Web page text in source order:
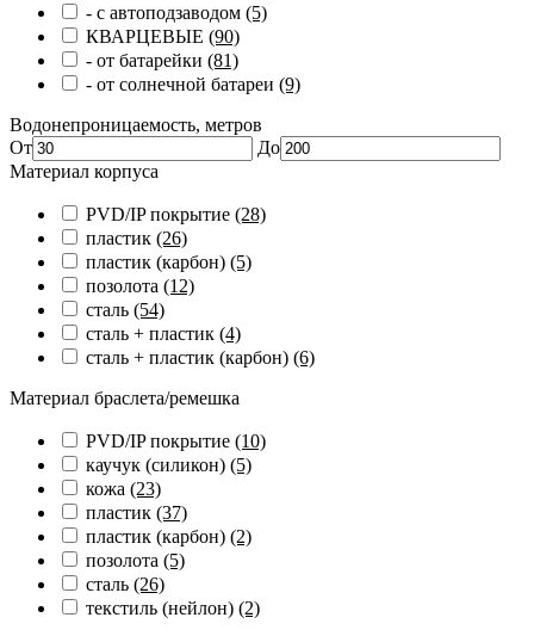
- с автоподзаводом (5)
КВАРЦЕВЫЕ (90)
- от батарейки (81)
- от солнечной батареи (9)
Водонепроницаемость, метров
От
До
Материал корпуса
PVD/IP покрытие (28)
пластик (26)
пластик (карбон) (5)
позолота (12)
сталь (54)
сталь + пластик (4)
сталь + пластик (карбон) (6)
Материал браслета/ремешка
PVD/IP покрытие (10)
каучук (силикон) (5)
кожа (23)
пластик (37)
пластик (карбон) (2)
позолота (5)
сталь (26)
текстиль (нейлон) (2)